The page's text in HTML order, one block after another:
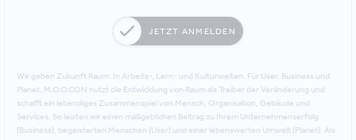
JETZT ANMELDEN
Wir geben Zukunft Raum. In Arbeits-, Lern- und Kulturwelten. Für User, Business und
Planet. M.O.O.CON nutzt die Entwicklung von Raum als Treiber der Veränderung und
schafft ein lebendiges Zusammenspiel von Mensch, Organisation, Gebäude und
Services. So leisten wir einen maßgeblichen Beitrag zu Ihrem Unternehmenserfolg
(Business), begeisterten Menschen (User) und einer lebenswerten Umwelt (Planet). Als